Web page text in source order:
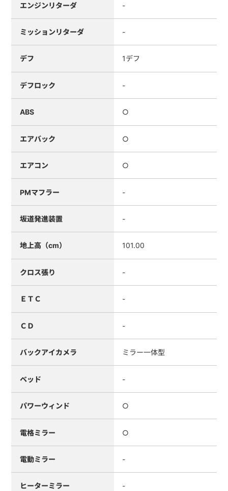
エンジンリターダ -
ミッションリターダ -
デフ 1デフ
デフロック -
ABS ○
エアバック ○
エアコン ○
PMマフラー -
坂道発進装置 -
地上高（cm） 101.00
クロス張り -
ＥＴＣ -
ＣＤ -
バックアイカメラ ミラー一体型
ベッド -
パワーウィンド ○
電格ミラー ○
電動ミラー -
ヒーターミラー -